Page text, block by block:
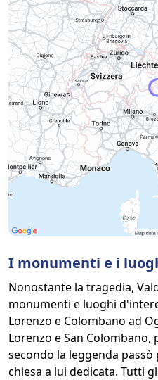
I monumenti e i
Nonostante la tragedia,
monumenti e luoghi
Lorenzo e Colombano ad
Lorenzo e San
secondo la leggenda
chiesa a lui dedicata. Tutti